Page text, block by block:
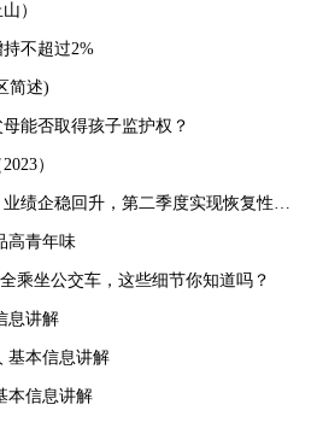
）
不超过2%
简述)
能否取得孩子监护权？
）
企稳回升，第二季度实现恢复性增长
高青年味
乘坐公交车，这些细节你知道吗？
息讲解
基本信息讲解
本信息讲解